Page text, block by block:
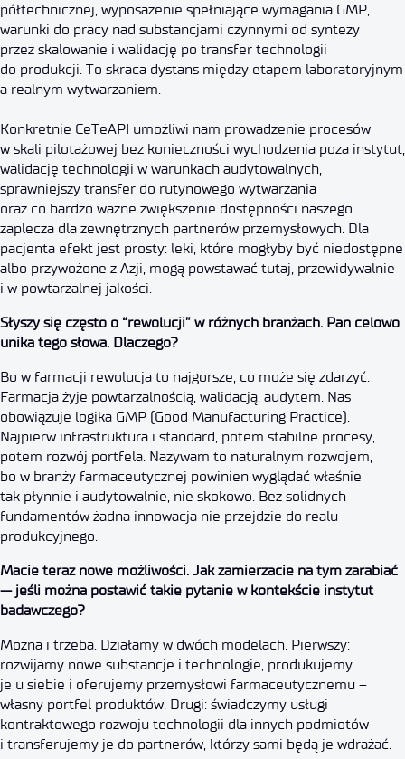
półtechnicznej, wyposażenie spełniające wymagania GMP,
warunki do pracy nad substancjami czynnymi od syntezy
przez skalowanie i walidację po transfer technologii
do produkcji. To skraca dystans między etapem laboratoryjnym
a realnym wytwarzaniem.
Konkretnie CeTeAPI umożliwi nam prowadzenie procesów
w skali pilotażowej bez konieczności wychodzenia poza instytut,
walidację technologii w warunkach audytowalnych,
sprawniejszy transfer do rutynowego wytwarzania
oraz co bardzo ważne zwiększenie dostępności naszego
zaplecza dla zewnętrznych partnerów przemysłowych. Dla
pacjenta efekt jest prosty: leki, które mogłyby być niedostępne
albo przywożone z Azji, mogą powstawać tutaj, przewidywalnie
i w powtarzalnej jakości.
Słyszy się często o “rewolucji” w różnych branżach. Pan celowo
unika tego słowa. Dlaczego?
Bo w farmacji rewolucja to najgorsze, co może się zdarzyć.
Farmacja żyje powtarzalnością, walidacją, audytem. Nas
obowiązuje logika GMP (Good Manufacturing Practice).
Najpierw infrastruktura i standard, potem stabilne procesy,
potem rozwój portfela. Nazywam to naturalnym rozwojem,
bo w branży farmaceutycznej powinien wyglądać właśnie
tak płynnie i audytowalnie, nie skokowo. Bez solidnych
fundamentów żadna innowacja nie przejdzie do realu
produkcyjnego.
Macie teraz nowe możliwości. Jak zamierzacie na tym zarabiać
— jeśli można postawić takie pytanie w kontekście instytut
badawczego?
Można i trzeba. Działamy w dwóch modelach. Pierwszy:
rozwijamy nowe substancje i technologie, produkujemy
je u siebie i oferujemy przemysłowi farmaceutycznemu –
własny portfel produktów. Drugi: świadczymy usługi
kontraktowego rozwoju technologii dla innych podmiotów
i transferujemy je do partnerów, którzy sami będą je wdrażać.